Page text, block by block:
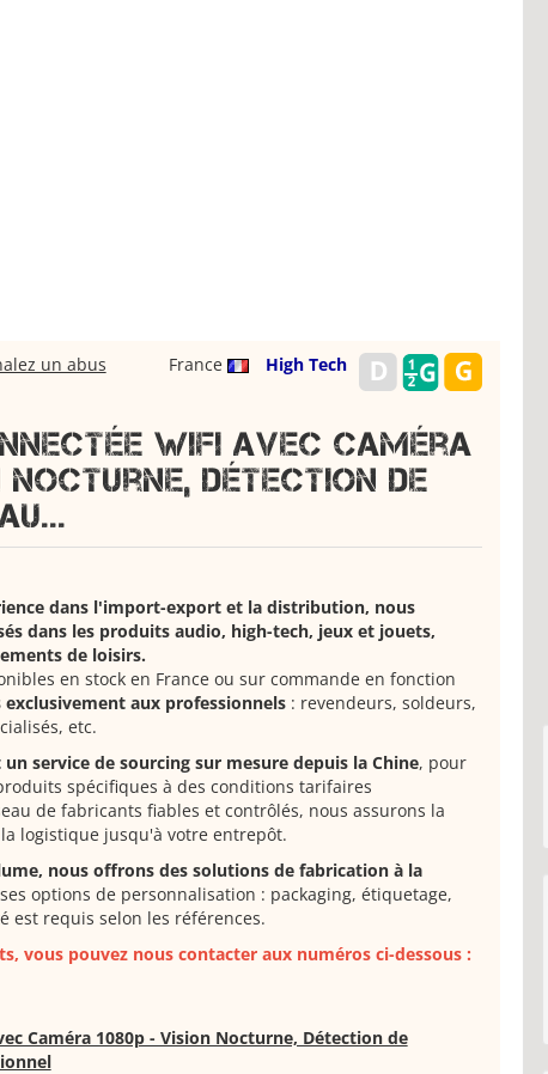
France High Tech
un abus
WiFi avec Caméra
Nocturne, Détection de
dans l'import-export et la distribution, nous
dans les produits audio, high-tech, jeux et jouets,
de loisirs.
en stock en France ou sur commande en fonction
exclusivement aux professionnels: revendeurs, soldeurs,
etc.
service de sourcing sur mesure depuis la Chine, pour
spécifiques à des conditions tarifaires
de fabricants fiables et contrôlés, nous assurons la
logistique jusqu'à votre entrepôt.
nous offrons des solutions de fabrication à la
options de personnalisation : packaging, étiquetage,
est requis selon les références.
vous pouvez nous contacter aux numéros ci-dessous :
Caméra 1080p - Vision Nocturne, Détection de